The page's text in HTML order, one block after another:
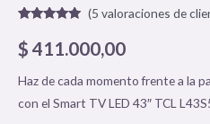
con5.00 de
5 en base a
de clientes
(5 valoraciones de
$ 411.000,00
Haz de cada momento frente a la
con el Smart TV LED 43″ TCL